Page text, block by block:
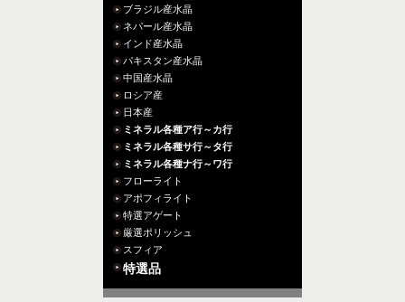
ブラジル産水晶
ネパール産水晶
インド産水晶
パキスタン産水晶
中国産水晶
ロシア産
日本産
ミネラル各種ア行～カ行
ミネラル各種サ行～タ行
ミネラル各種ナ行～ワ行
フローライト
アポフィライト
特選アゲート
厳選ポリッシュ
スフィア
特選品